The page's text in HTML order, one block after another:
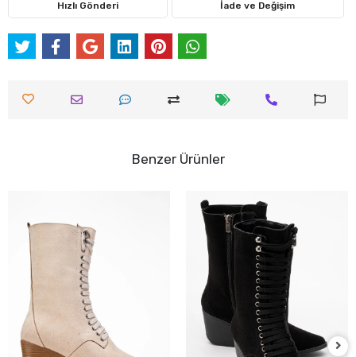
Hızlı Gönderi İade ve Değişim
Benzer Ürünler